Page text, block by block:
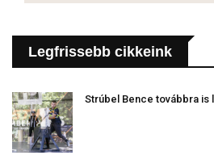
Legfrissebb cikkeink
Strúbel Bence továbbra is